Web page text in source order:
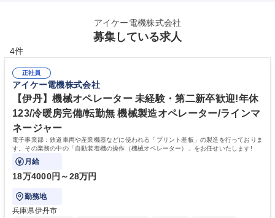
アイケー電機株式会社
募集している求人
4件
正社員
アイケー電機株式会社
【伊丹】機械オペレーター 未経験・第二新卒歓迎!年休
123/冷暖房完備/転勤無 機械製造オペレーター/ラインマ
ネージャー
電子事業部：鉄道車両や産業機器などに使われる「プリント基板」の製造を行っておりま
す。その業務の中の「自動装着機の操作（機械オペレーター）」をお任せいたします!
月給
18万4000円～28万円
勤務地
兵庫県伊丹市